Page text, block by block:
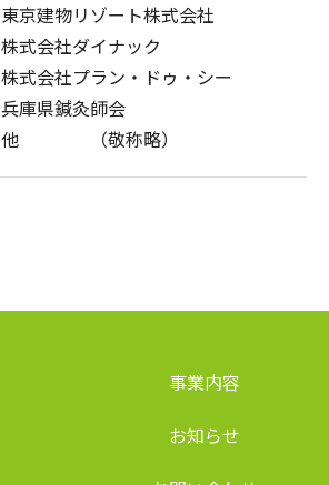
東京建物リゾート株式会社
株式会社ダイナック
株式会社プラン・ドゥ・シー
兵庫県鍼灸師会
他 （敬称略）
事業内容
お知らせ